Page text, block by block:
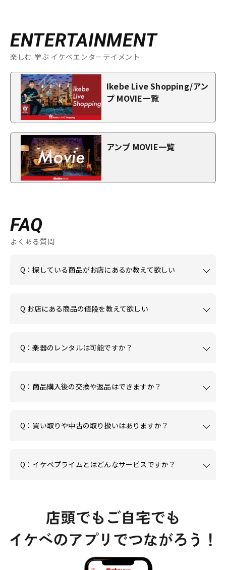
ENTERTAINMENT
楽しむ 学ぶ イケベエンターテイメント
Ikebe Live Shopping/アン
プ MOVIE一覧
アンプ MOVIE一覧
FAQ
よくある質問
Q：探している商品がお店にあるか教えて欲しい
Q:お店にある商品の値段を教えて欲しい
Q：楽器のレンタルは可能ですか？
Q：商品購入後の交換や返品はできますか？
Q：買い取りや中古の取り扱いはありますか？
Q：イケベプライムとはどんなサービスですか？